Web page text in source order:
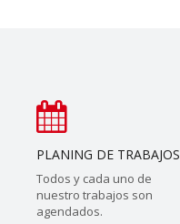
PLANING DE TRABAJOS
Todos y cada uno de
nuestro trabajos son
agendados.